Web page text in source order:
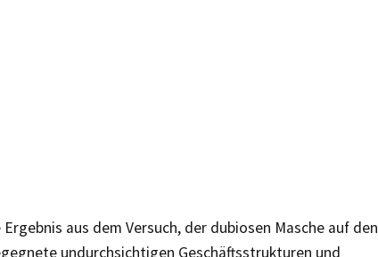
aus dem Versuch, der dubiosen Masche auf den
undurchsichtigen Geschäftsstrukturen und